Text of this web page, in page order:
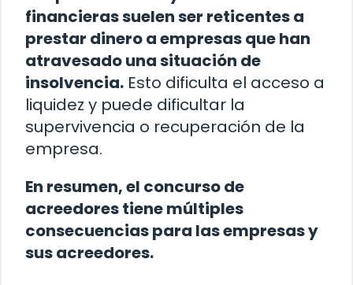
financieras suelen ser reticentes a
prestar dinero a empresas que han
atravesado una situación de
insolvencia. Esto dificulta el acceso a
liquidez y puede dificultar la
supervivencia o recuperación de la
empresa.
En resumen, el concurso de
acreedores tiene múltiples
consecuencias para las empresas y
sus acreedores.